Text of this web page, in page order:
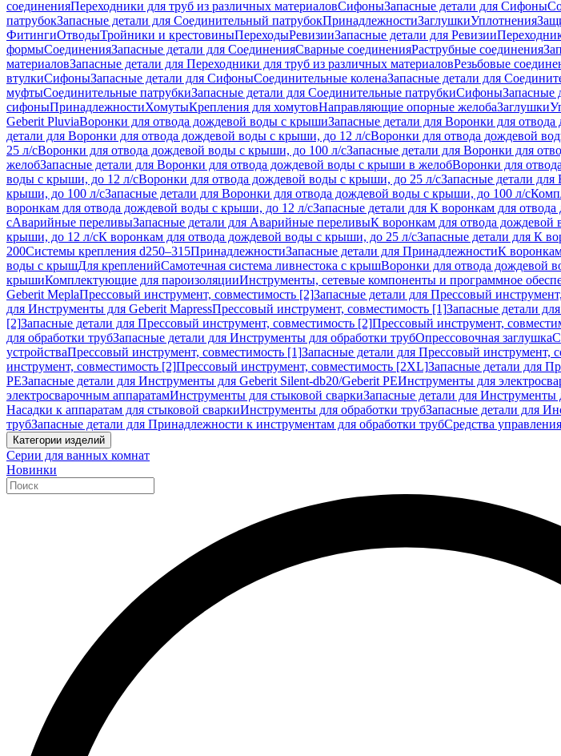
соединенияПереходники для труб из различных материаловСифоныЗапасные детали для Сифоны
патрубокЗапасные детали для Соединительный патрубокПринадлежностиЗаглушкиУплотнения
ФитингиОтводыТройники и крестовиныПереходыРевизииЗапасные детали для Ревизии
формыСоединенияЗапасные детали для СоединенияСварные соединенияРаструбные соединения
материаловЗапасные детали для Переходники для труб из различных материаловРезьбовые
втулкиСифоныЗапасные детали для СифоныСоединительные коленаЗапасные детали для
муфтыСоединительные патрубкиЗапасные детали для Соединительные патрубкиСифоныЗапасные
сифоныПринадлежностиХомутыКрепления для хомутовНаправляющие опорные желобаЗаглушки
Geberit PluviaВоронки для отвода дождевой воды с крышиЗапасные детали для Воронки для
детали для Воронки для отвода дождевой воды с крыши, до 12 л/сВоронки для отвода дождевой
25 л/сВоронки для отвода дождевой воды с крыши, до 100 л/сЗапасные детали для Воронки для
желобЗапасные детали для Воронки для отвода дождевой воды с крыши в желобВоронки для
воды с крыши, до 12 л/сВоронки для отвода дождевой воды с крыши, до 25 л/сЗапасные детали
крыши, до 100 л/сЗапасные детали для Воронки для отвода дождевой воды с крыши, до 100 л/с
воронкам для отвода дождевой воды с крыши, до 12 л/сЗапасные детали для К воронкам для
сАварийные переливыЗапасные детали для Аварийные переливыК воронкам для отвода
крыши, до 12 л/сК воронкам для отвода дождевой воды с крыши, до 25 л/сЗапасные детали для К
200Системы крепления d250–315ПринадлежностиЗапасные детали для ПринадлежностиК
воды с крышДля крепленийСамотечная система ливнестока с крышВоронки для отвода дождевой
крышиКомплектующие для пароизоляцииИнструменты, сетевые компоненты и программное
Geberit MeplaПрессовый инструмент, совместимость [2]Запасные детали для Прессовый
для Инструменты для Geberit MapressПрессовый инструмент, совместимость [1]Запасные детали
[2]Запасные детали для Прессовый инструмент, совместимость [2]Прессовый инструмент,
для обработки трубЗапасные детали для Инструменты для обработки трубОпрессовочная заглушка
устройстваПрессовый инструмент, совместимость [1]Запасные детали для Прессовый инструмент,
инструмент, совместимость [2]Прессовый инструмент, совместимость [2XL]Запасные детали для
PEЗапасные детали для Инструменты для Geberit Silent-db20/Geberit PEИнструменты для
электросварочным аппаратамИнструменты для стыковой сваркиЗапасные детали для Инструменты
Насадки к аппаратам для стыковой сваркиИнструменты для обработки трубЗапасные детали для
трубЗапасные детали для Принадлежности к инструментам для обработки трубСредства управления
Категории изделий
Серии для ванных комнат
Новинки